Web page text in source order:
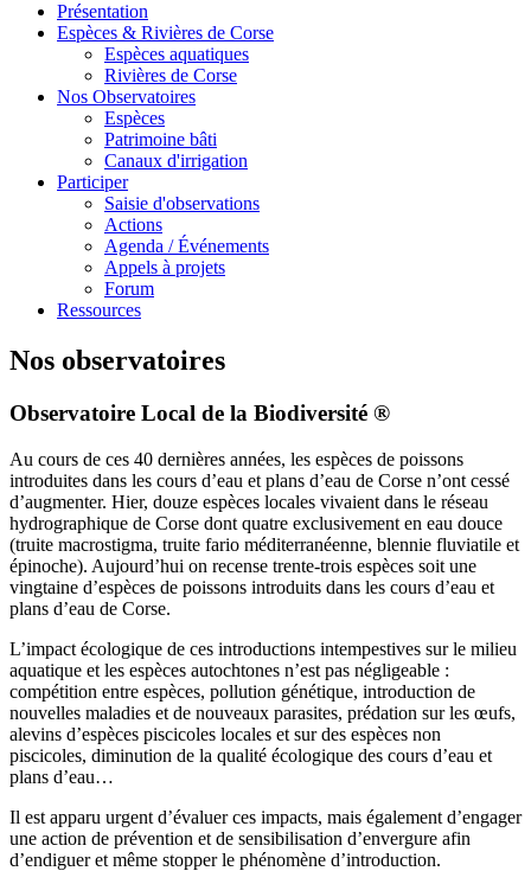
Présentation
Espèces & Rivières de Corse
Espèces aquatiques
Rivières de Corse
Nos Observatoires
Espèces
Patrimoine bâti
Canaux d'irrigation
Participer
Saisie d'observations
Actions
Agenda / Événements
Appels à projets
Forum
Ressources
Nos observatoires
Observatoire Local de la Biodiversité ®
Au cours de ces 40 dernières années, les espèces de poissons
introduites dans les cours d’eau et plans d’eau de Corse n’ont cessé
d’augmenter. Hier, douze espèces locales vivaient dans le réseau
hydrographique de Corse dont quatre exclusivement en eau douce
(truite macrostigma, truite fario méditerranéenne, blennie fluviatile et
épinoche). Aujourd’hui on recense trente-trois espèces soit une
vingtaine d’espèces de poissons introduits dans les cours d’eau et
plans d’eau de Corse.
L’impact écologique de ces introductions intempestives sur le milieu
aquatique et les espèces autochtones n’est pas négligeable :
compétition entre espèces, pollution génétique, introduction de
nouvelles maladies et de nouveaux parasites, prédation sur les œufs,
alevins d’espèces piscicoles locales et sur des espèces non
piscicoles, diminution de la qualité écologique des cours d’eau et
plans d’eau…
Il est apparu urgent d’évaluer ces impacts, mais également d’engager
une action de prévention et de sensibilisation d’envergure afin
d’endiguer et même stopper le phénomène d’introduction.